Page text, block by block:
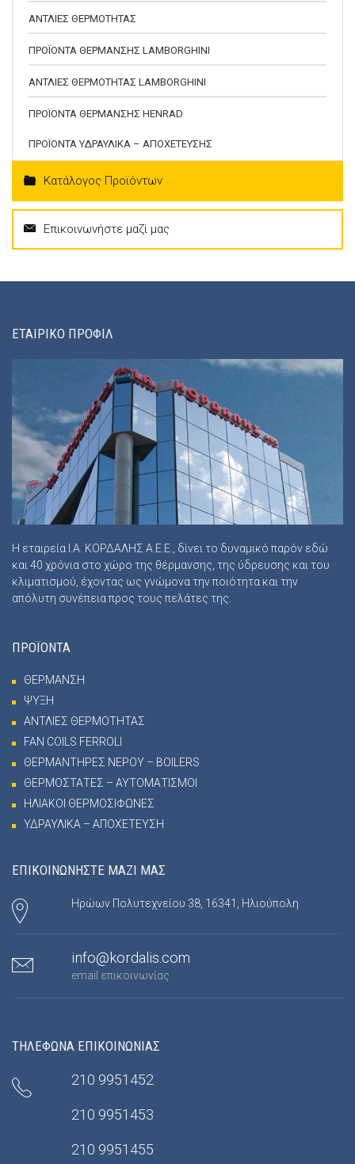
ΑΝΤΛΙΕΣ ΘΕΡΜΟΤΗΤΑΣ
ΠΡΟΪΟΝΤΑ ΘΕΡΜΑΝΣΗΣ LAMBORGHINI
ΑΝΤΛΙΕΣ ΘΕΡΜΟΤΗΤΑΣ LAMBORGHINI
ΠΡΟΪΟΝΤΑ ΘΕΡΜΑΝΣΗΣ HENRAD
ΠΡΟΪΟΝΤΑ ΥΔΡΑΥΛΙΚΑ – ΑΠΟΧΕΤΕΥΣΗΣ
Κατάλογος Προϊόντων
Επικοινωνήστε μαζί μας
ΕΤΑΙΡΙΚΟ ΠΡΟΦΙΛ
Η εταιρεία Ι.Α. ΚΟΡΔΑΛΗΣ Α.Ε.Ε., δίνει το δυναμικό παρόν εδώ
και 40 χρόνια στο χώρο της θέρμανσης, της ύδρευσης και του
κλιματισμού, έχοντας ως γνώμονα την ποιότητα και την
απόλυτη συνέπεια προς τους πελάτες της.
ΠΡΟΪΟΝΤΑ
ΘΕΡΜΑΝΣΗ
ΨΥΞΗ
ΑΝΤΛΙΕΣ ΘΕΡΜΟΤΗΤΑΣ
FAN COILS FERROLI
ΘΕΡΜΑΝΤΗΡΕΣ ΝΕΡΟΥ – BOILERS
ΘΕΡΜΟΣΤΑΤΕΣ – ΑΥΤΟΜΑΤΙΣΜΟΙ
ΗΛΙΑΚΟΙ ΘΕΡΜΟΣΙΦΩΝΕΣ
ΥΔΡΑΥΛΙΚΑ – ΑΠΟΧΕΤΕΥΣΗ
ΕΠΙΚΟΙΝΩΝΗΣΤΕ ΜΑΖΙ ΜΑΣ
Ηρώων Πολυτεχνείου 38, 16341, Ηλιούπολη
info@kordalis.com
email επικοινωνίας
ΤΗΛΕΦΩΝΑ ΕΠΙΚΟΙΝΩΝΙΑΣ
210 9951452
210 9951453
210 9951455